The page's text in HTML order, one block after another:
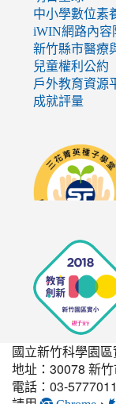
中小學數位素
iWIN網路內容
新竹縣市醫療
兒童權利公約
戶外教育資源
成就評量
國立新竹科學園
地址：30078 新
電話：03-